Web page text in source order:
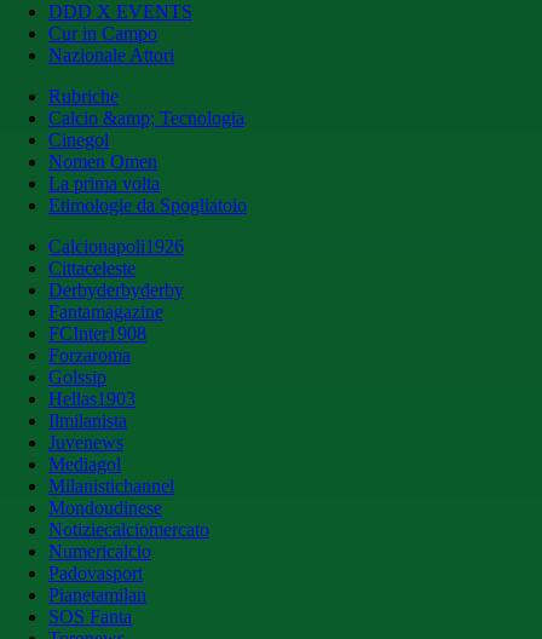
DDD X EVENTS
Cur in Campo
Nazionale Attori
Rubriche
Calcio &amp; Tecnologia
Cinegol
Nomen Omen
La prima volta
Etimologie da Spogliatoio
Calcionapoli1926
Cittaceleste
Derbyderbyderby
Fantamagazine
FCInter1908
Forzaroma
Golssip
Hellas1903
Ilmilanista
Juvenews
Mediagol
Milanistichannel
Mondoudinese
Notiziecalciomercato
Numericalcio
Padovasport
Pianetamilan
SOS Fanta